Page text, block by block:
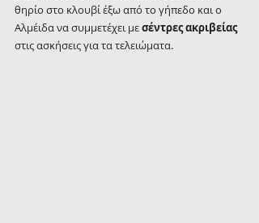
θηρίο στο κλουβί έξω από το γήπεδο και ο
Αλμέιδα να συμμετέχει με σέντρες ακριβείας
στις ασκήσεις για τα τελειώματα.